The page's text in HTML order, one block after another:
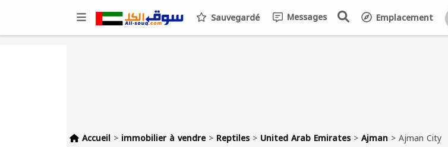
Emplacement
Messages
Sauvegardé
Accueil > immobilier à vendre > Reptiles > United Arab Emirates >Ajman >Ajman City